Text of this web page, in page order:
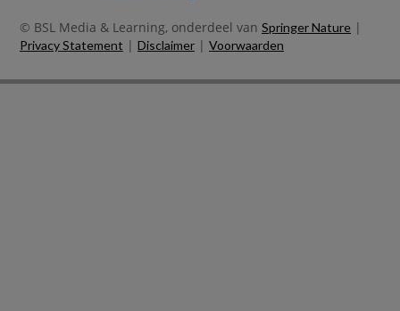
© BSL Media & Learning, onderdeel van Springer Nature |
Privacy Statement | Disclaimer | Voorwaarden